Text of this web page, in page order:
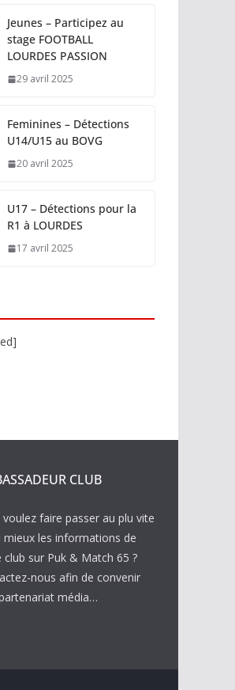
Jeunes – Participez au
stage FOOTBALL
LOURDES PASSION
29 avril 2025
Feminines – Détections
U14/U15 au BOVG
20 avril 2025
U17 – Détections pour la
R1 à LOURDES
17 avril 2025
CLUB
voulez faire passer au plu vite
mieux les informations de
club sur Puk & Match 65 ?
nous afin de convenir
partenariat média…